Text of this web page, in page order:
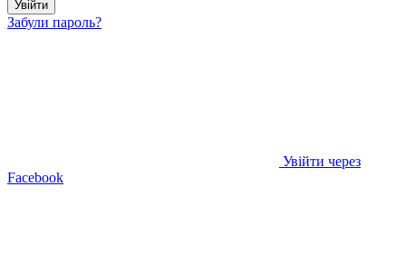
Увійти
Забули пароль?
Увійти через
Facebook